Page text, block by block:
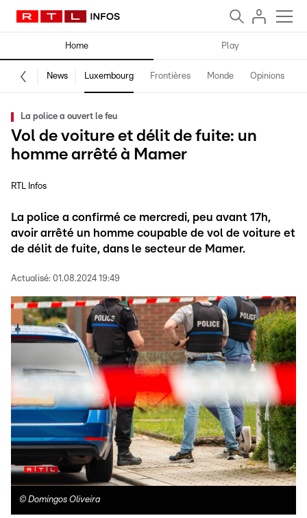
Home Play
News Luxembourg Frontières Monde Opinions
La police a ouvert le feu
Vol de voiture et délit de fuite: un
homme arrêté à Mamer
RTL Infos
La police a confirmé ce mercredi, peu avant 17h,
avoir arrêté un homme coupable de vol de voiture et
de délit de fuite, dans le secteur de Mamer.
Actualisé: 01.08.2024 19:49
© Domingos Oliveira